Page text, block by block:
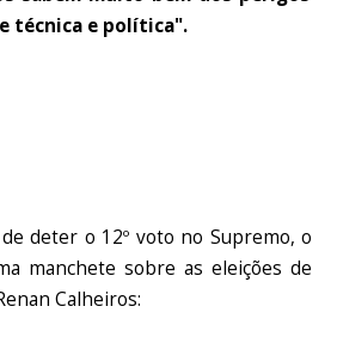
técnica e política".
deter o 12º voto no Supremo, o
manchete sobre as eleições de
Calheiros: